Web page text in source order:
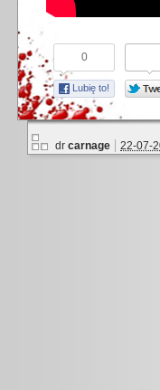
0
Lubię to!
dr carnage 22-07-